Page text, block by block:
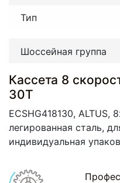
Тип
Шоссейная группа
Кассета 8
30Т
ECSHG418130, ALTUS,
легированная сталь,
индивидуальная